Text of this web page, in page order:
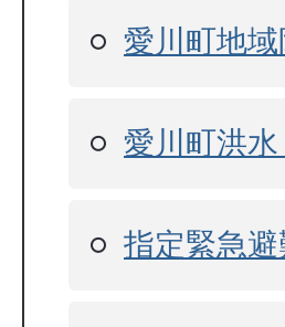
愛川町地
愛川町洪
指定緊急